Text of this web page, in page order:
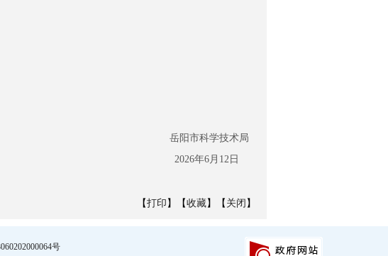
岳阳市科学技术局
2026年6月12日
【打印 】【收藏】【 关闭 】
号